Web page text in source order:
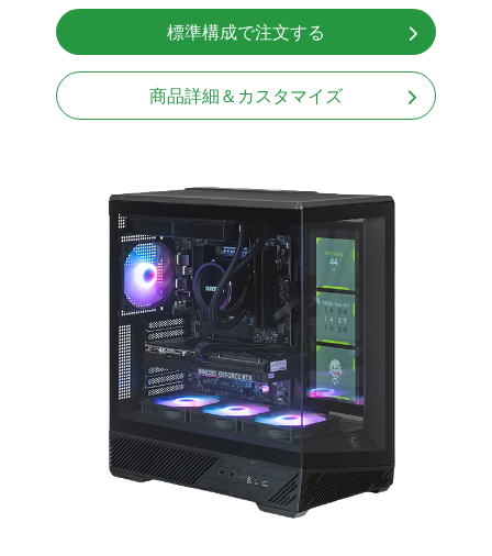
無線LAN Bluetooth対応
Windows11 Home 64bit
標準構成で注文する
商品詳細＆カスタマイズ